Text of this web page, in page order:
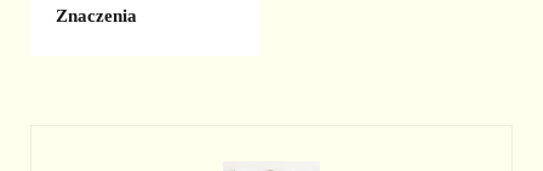
Znaczenia